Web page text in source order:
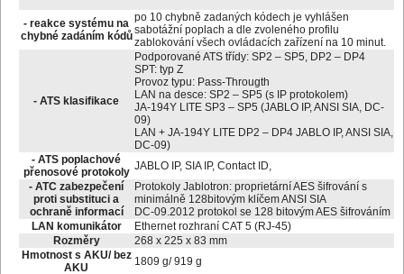
- reakce systému na
chybné zadáním kódů
po 10 chybně zadaných kódech je vyhlášen
sabotážní poplach a dle zvoleného profilu
zablokování všech ovládacích zařízení na 10 minut.
- ATS klasifikace
Podporované ATS třídy: SP2 – SP5, DP2 – DP4
SPT: typ Z
Provoz typu: Pass-Througth
LAN na desce: SP2 – SP5 (s IP protokolem)
JA-194Y LITE SP3 – SP5 (JABLO IP, ANSI SIA, DC-
09)
LAN + JA-194Y LITE DP2 – DP4 JABLO IP, ANSI SIA,
DC-09)
- ATS poplachové
přenosové protokoly JABLO IP, SIA IP, Contact ID,
- ATC zabezpečení
proti substituci a
ochraně informací
Protokoly Jablotron: proprietární AES šifrování s
minimálně 128bitovým klíčem ANSI SIA
DC-09.2012 protokol se 128 bitovým AES šifrováním
LAN komunikátor
Ethernet rozhraní CAT 5 (RJ-45)
Rozměry
268 x 225 x 83 mm
Hmotnost s AKU/ bez
AKU
1809 g/ 919 g